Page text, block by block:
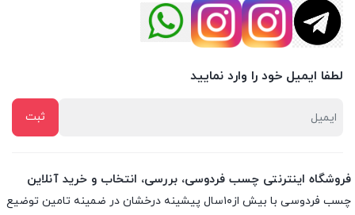
لطفا ایمیل خود را وارد نمایید
فروشگاه اینترنتی چسب فردوسی، بررسی، انتخاب و خرید آنلاین
چسب فردوسی با بیش از۱۰سال پیشینه درخشان در ضمینه تامین توضیع